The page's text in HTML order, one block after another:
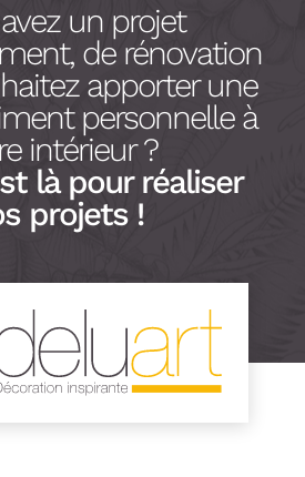
un projet
de rénovation
apporter une
personnelle à
intérieur ?
là pour réaliser
projets !